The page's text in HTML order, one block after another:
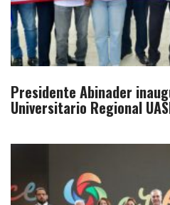
Presidente Abinader
Universitario Regional